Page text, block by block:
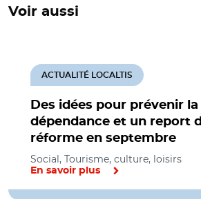
Voir aussi
Des idées pour prévenir la
dépendance et un report
réforme en septembre
ACTUALITÉ LOCALTIS
Social, Tourisme, culture, loisirs
En savoir plus